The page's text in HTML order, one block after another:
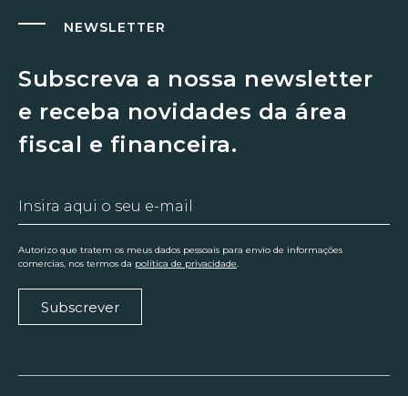
NEWSLETTER
Subscreva a nossa newsletter
e receba novidades da área
fiscal e financeira.
Autorizo que tratem os meus dados pessoais para envio de informações
comercias, nos termos da política de privacidade.
Subscrever